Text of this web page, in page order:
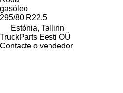
gasóleo
295/80 R22.5
Estónia, Tallinn
TruckParts Eesti OÜ
Contacte o vendedor